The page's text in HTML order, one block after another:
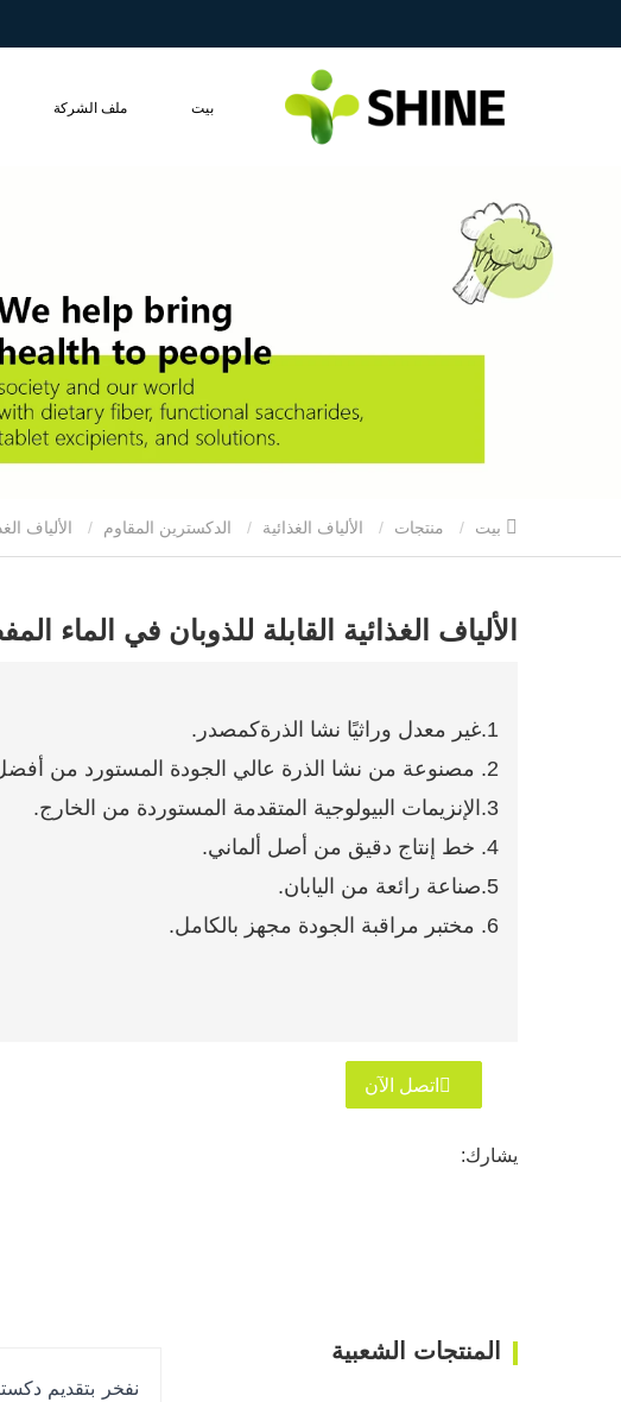
بيت ملف الشركة
منتجات الألياف الغذائية الدكسترين المقاوم
الألياف الغذائية القابلة للذوبان في الماء
1.غير معدل وراثيًا نشا الذرةكمصدر.
2. مصنوعة من نشا الذرة عالي الجودة المستورد من أفضل المنتجين في الصين.
3.الإنزيمات البيولوجية المتقدمة المستوردة من الخارج.
4. خط إنتاج دقيق من أصل ألماني.
5.صناعة رائعة من اليابان.
6. مختبر مراقبة الجودة مجهز بالكامل.
اتصل الآن
يشارك:
نفخر بتقديم
المنتجات الشعبية